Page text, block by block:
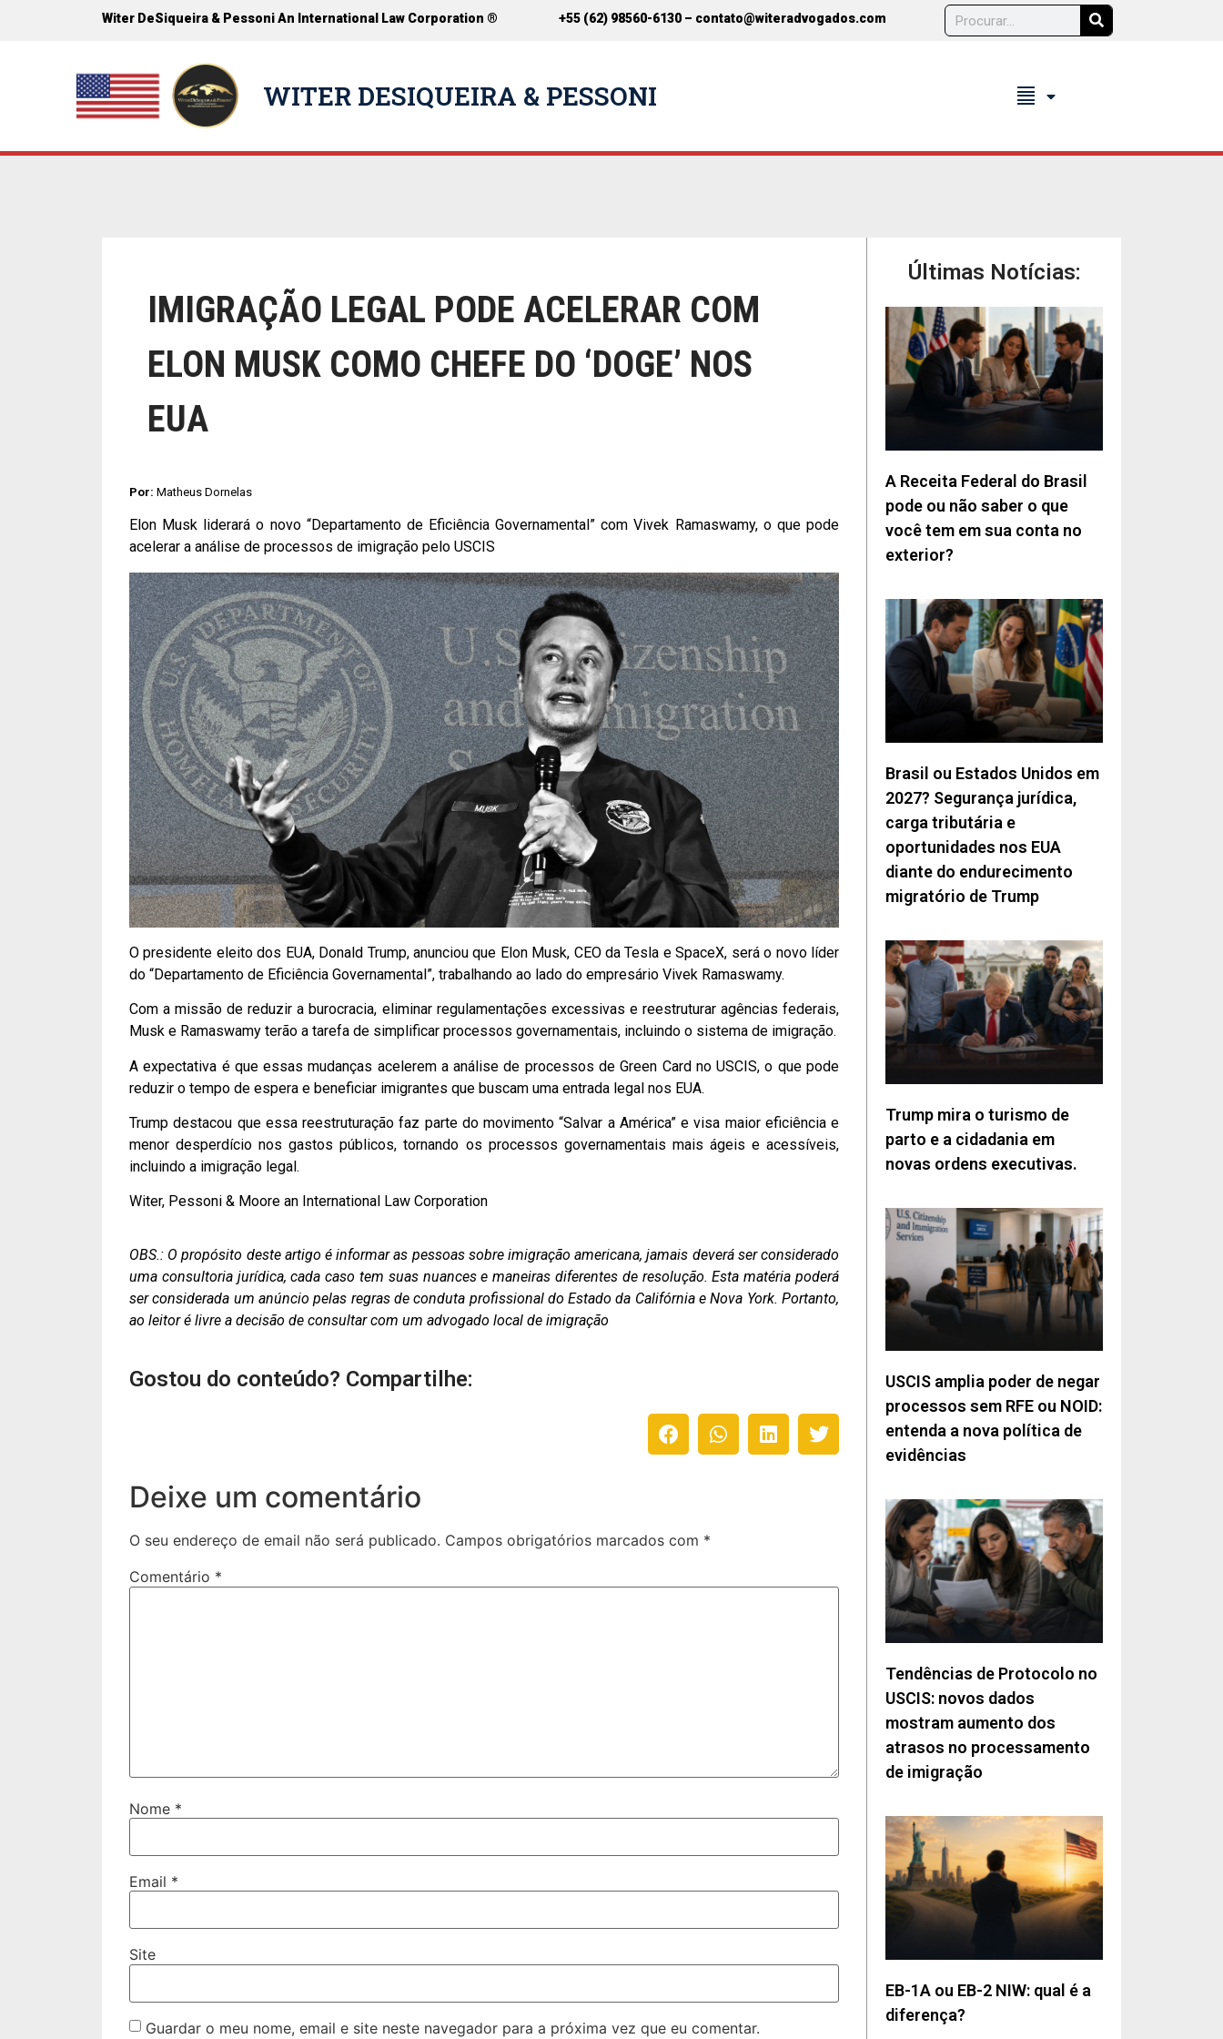
Witer DeSiqueira & Pessoni An International Law Corporation ® +55 (62) 98560-6130 – contato@witeradvogados.com
WITER DESIQUEIRA & PESSONI format_align_justify
IMIGRAÇÃO LEGAL PODE ACELERAR COM
ELON MUSK COMO CHEFE DO ‘DOGE’ NOS
EUA
Por: Matheus Dornelas
Elon Musk liderará o novo “Departamento de Eficiência Governamental” com Vivek Ramaswamy, o que pode
acelerar a análise de processos de imigração pelo USCIS
O presidente eleito dos EUA, Donald Trump, anunciou que Elon Musk, CEO da Tesla e SpaceX, será o novo líder
do “Departamento de Eficiência Governamental”, trabalhando ao lado do empresário Vivek Ramaswamy.
Com a missão de reduzir a burocracia, eliminar regulamentações excessivas e reestruturar agências federais,
Musk e Ramaswamy terão a tarefa de simplificar processos governamentais, incluindo o sistema de imigração.
A expectativa é que essas mudanças acelerem a análise de processos de Green Card no USCIS, o que pode
reduzir o tempo de espera e beneficiar imigrantes que buscam uma entrada legal nos EUA.
Trump destacou que essa reestruturação faz parte do movimento “Salvar a América” e visa maior eficiência e
menor desperdício nos gastos públicos, tornando os processos governamentais mais ágeis e acessíveis,
incluindo a imigração legal.
Witer, Pessoni & Moore an International Law Corporation
OBS.: O propósito deste artigo é informar as pessoas sobre imigração americana, jamais deverá ser considerado
uma consultoria jurídica, cada caso tem suas nuances e maneiras diferentes de resolução. Esta matéria poderá
ser considerada um anúncio pelas regras de conduta profissional do Estado da Califórnia e Nova York. Portanto,
ao leitor é livre a decisão de consultar com um advogado local de imigração
Gostou do conteúdo? Compartilhe:
Deixe um comentário
O seu endereço de email não será publicado. Campos obrigatórios marcados com *
Comentário *
Nome *
Email *
Site
Guardar o meu nome, email e site neste navegador para a próxima vez que eu comentar.
Últimas Notícias:
A Receita Federal do Brasil
pode ou não saber o que
você tem em sua conta no
exterior?
Brasil ou Estados Unidos em
2027? Segurança jurídica,
carga tributária e
oportunidades nos EUA
diante do endurecimento
migratório de Trump
Trump mira o turismo de
parto e a cidadania em
novas ordens executivas.
USCIS amplia poder de negar
processos sem RFE ou NOID:
entenda a nova política de
evidências
Tendências de Protocolo no
USCIS: novos dados
mostram aumento dos
atrasos no processamento
de imigração
EB-1A ou EB-2 NIW: qual é a
diferença?